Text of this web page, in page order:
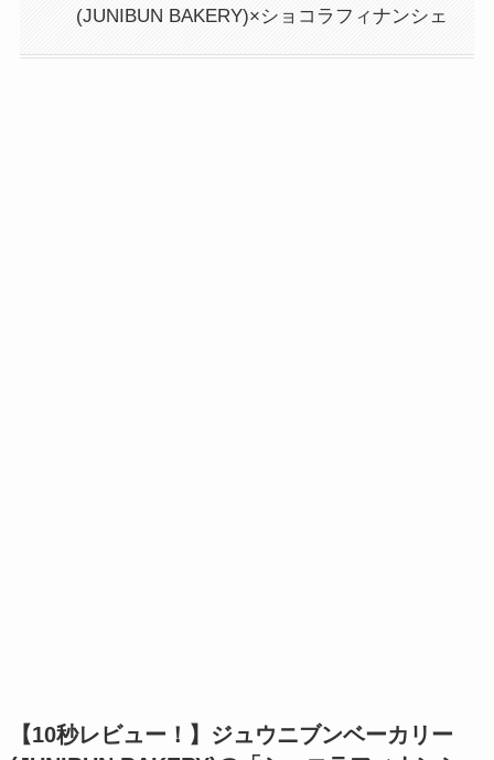
(JUNIBUN BAKERY)×ショコラフィナンシェ
【10秒レビュー！】 ジュウニブンベーカリー